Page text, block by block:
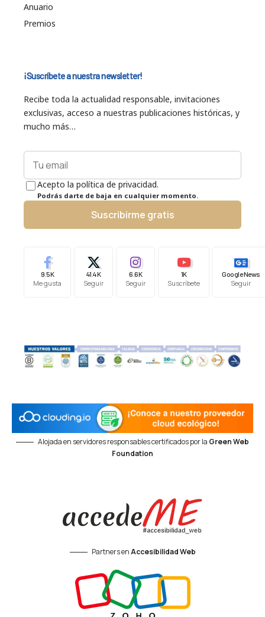
Anuario
Premios
¡Suscríbete a nuestra newsletter!
Recibe toda la actualidad responsable, invitaciones
exclusivas, acceso a nuestras publicaciones históricas, y
mucho más…
Acepto la política de privacidad.
Podrás darte de baja en cualquier momento.
Suscribirme gratis
9.5K
Me gusta
41.4K
Seguir
6.6K
Seguir
1K
Suscríbete
Google News
Seguir
Alojada en servidores responsables certificados por la Green Web
Foundation
Partners enAccesibilidad Web